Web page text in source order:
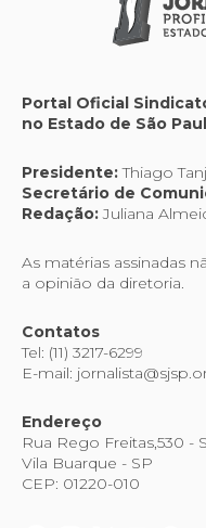
Portal Oficial
no Estado de São
Presidente:Thiago
Secretário de
Redação:Juliana
As matérias assinadas
a opinião da diretoria.
Contatos
Tel: (11) 3217-6299
E-mail:
Endereço
Rua Rego Freitas,530 -
Vila Buarque - SP
CEP: 01220-010